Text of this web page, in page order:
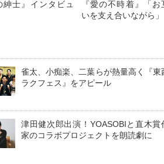
紳士』インタビュ
『愛の不時着』「お
いを支え合いながら」
雀太、小痴楽、二葉らが熱量高く『東
ラクフェス』をアピール
津田健次郎出演！YOASOBIと直木賞
家のコラボプロジェクトを朗読劇に